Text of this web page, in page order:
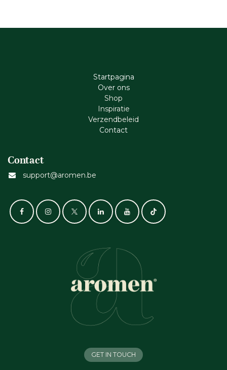
Startpagina
Ove​r​ ons
Shop
Inspiratie
Verzendbeleid
Cont​act
Contact
support@aromen.be
GET IN TOUCH